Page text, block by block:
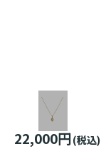
22,000円(税込)